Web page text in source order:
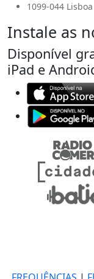
1099-044 Lisboa
Instale as
Disponível
iPad e